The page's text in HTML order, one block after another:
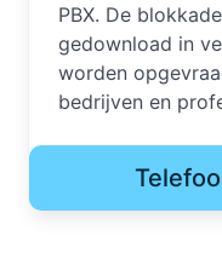
PBX. De
gedownload in
worden
bedrijven en